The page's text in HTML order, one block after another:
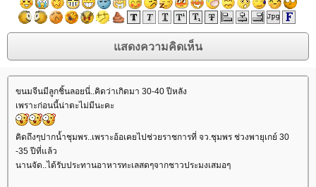
ขนมจีนมีลูกชิ้นลอยนี่..คิดว่าเกิดมา 30-40 ปีหลัง
เพราะก่อนนี้น่าตะไม่มีนะคะ
คิดถึงๆปากน้ำชุมพร..เพราะอ้อเคยไปช่วยราชการที่ จว.ชุมพร ช่วงพายุเกย์ 30
-35 ปีที่แล้ว
นานจัด..ได้รับประทานอาหารทะเลสดๆจากชาวประมงเสมอๆ